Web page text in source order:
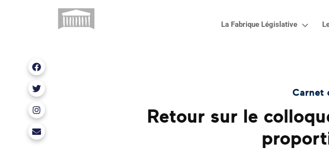
La Fabrique Législative
Carnet
Retour sur le
Nous retrouver sur Facebook
Nous retrouver sur X
Nous retrouver sur Instagram
erwan.balanant@assemblee-nationale.fr